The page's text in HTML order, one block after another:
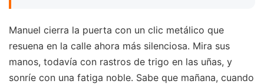
Manuel cierra la puerta con un clic metálico que
resuena en la calle ahora más silenciosa. Mira sus
manos, todavía con rastros de trigo en las uñas, y
sonríe con una fatiga noble. Sabe que mañana, cuando